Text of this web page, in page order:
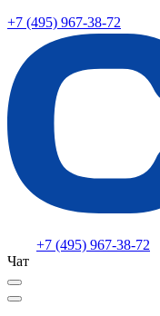
+7 (495) 967-38-72
+7 (495) 967-38-72
Чат